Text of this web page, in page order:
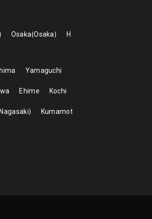
Osaka Osaka
H
Yamaguchi
Ehime Kochi
Nagasaki
Kumamot